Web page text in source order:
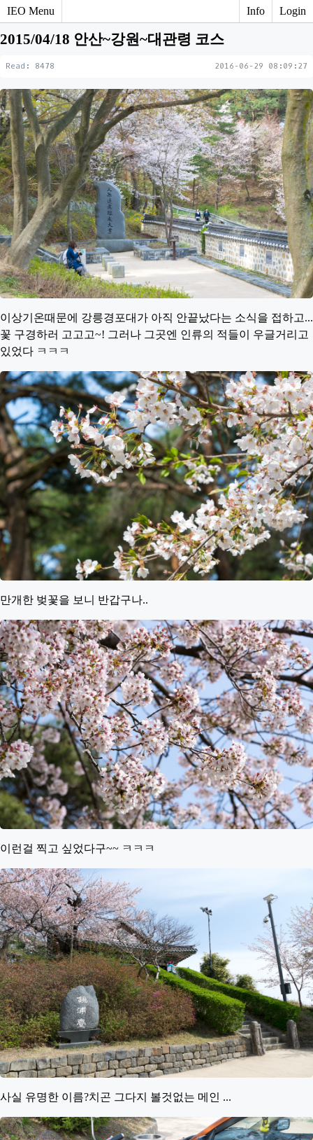
IEO Menu Info Login
2015/04/18 안산~강원~대관령 코스
Read: 8478 2016-06-29 08:09:27
이상기온때문에 강릉경포대가 아직 안끝났다는 소식을 접하고...
꽃 구경하러 고고고~! 그러나 그곳엔 인류의 적들이 우글거리고
있었다 ㅋㅋㅋ
만개한 벚꽃을 보니 반갑구나..
이런걸 찍고 싶었다구~~ ㅋㅋㅋ
사실 유명한 이름?치곤 그다지 볼것없는 메인 ...